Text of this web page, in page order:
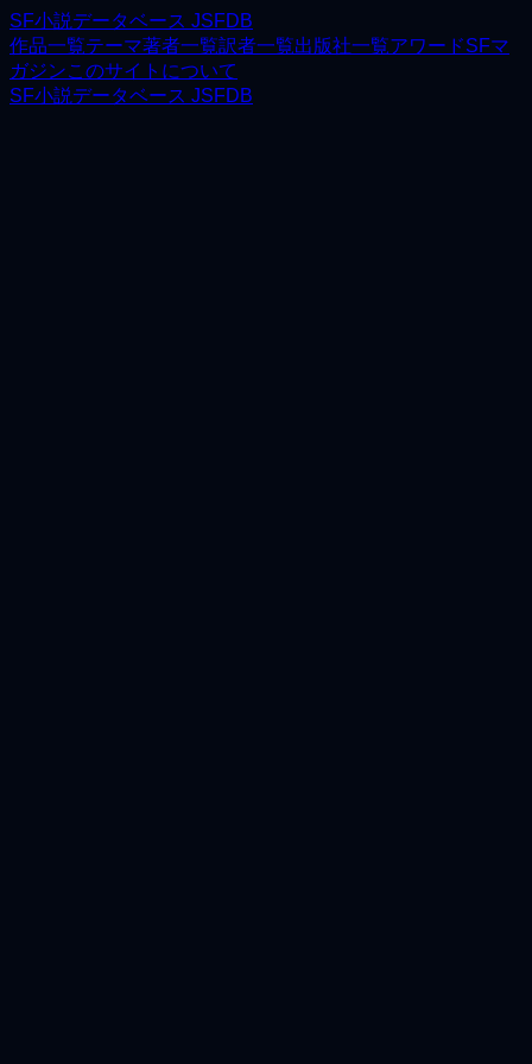
SF小説データベース JSFDB
作品一覧テーマ著者一覧訳者一覧出版社一覧アワードSFマ
ガジンこのサイトについて
SF小説データベース JSFDB